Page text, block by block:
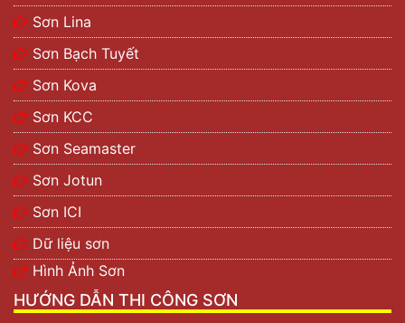
Sơn Lina
Sơn Bạch Tuyết
Sơn Kova
Sơn KCC
Sơn Seamaster
Sơn Jotun
Sơn ICI
Dữ liệu sơn
Hình Ảnh Sơn
HƯỚNG DẪN THI CÔNG SƠN